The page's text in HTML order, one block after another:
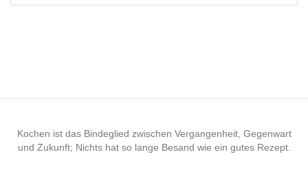
Kochen ist das Bindeglied zwischen Vergangenheit, Gegenwart
und Zukunft; Nichts hat so lange Besand wie ein gutes Rezept.